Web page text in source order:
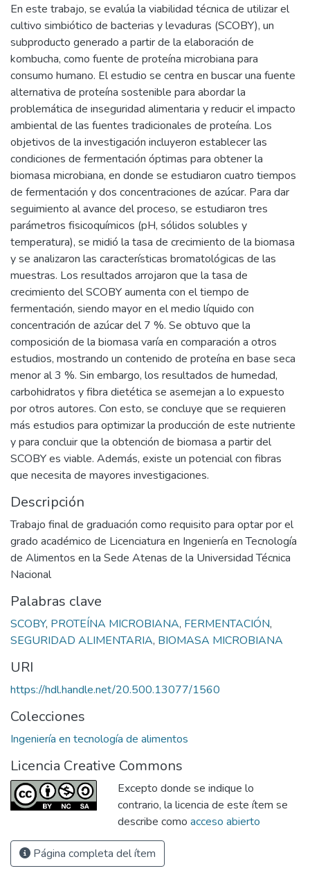
En este trabajo, se evalúa la viabilidad técnica de utilizar el
cultivo simbiótico de bacterias y levaduras (SCOBY), un
subproducto generado a partir de la elaboración de
kombucha, como fuente de proteína microbiana para
consumo humano. El estudio se centra en buscar una fuente
alternativa de proteína sostenible para abordar la
problemática de inseguridad alimentaria y reducir el impacto
ambiental de las fuentes tradicionales de proteína. Los
objetivos de la investigación incluyeron establecer las
condiciones de fermentación óptimas para obtener la
biomasa microbiana, en donde se estudiaron cuatro tiempos
de fermentación y dos concentraciones de azúcar. Para dar
seguimiento al avance del proceso, se estudiaron tres
parámetros fisicoquímicos (pH, sólidos solubles y
temperatura), se midió la tasa de crecimiento de la biomasa
y se analizaron las características bromatológicas de las
muestras. Los resultados arrojaron que la tasa de
crecimiento del SCOBY aumenta con el tiempo de
fermentación, siendo mayor en el medio líquido con
concentración de azúcar del 7 %. Se obtuvo que la
composición de la biomasa varía en comparación a otros
estudios, mostrando un contenido de proteína en base seca
menor al 3 %. Sin embargo, los resultados de humedad,
carbohidratos y fibra dietética se asemejan a lo expuesto
por otros autores. Con esto, se concluye que se requieren
más estudios para optimizar la producción de este nutriente
y para concluir que la obtención de biomasa a partir del
SCOBY es viable. Además, existe un potencial con fibras
que necesita de mayores investigaciones.
Descripción
Trabajo final de graduación como requisito para optar por el
grado académico de Licenciatura en Ingeniería en Tecnología
de Alimentos en la Sede Atenas de la Universidad Técnica
Nacional
Palabras clave
SCOBY, PROTEÍNA MICROBIANA, FERMENTACIÓN,
SEGURIDAD ALIMENTARIA, BIOMASA MICROBIANA
URI
https://hdl.handle.net/20.500.13077/1560
Colecciones
Ingeniería en tecnología de alimentos
Licencia Creative Commons
Excepto donde se indique lo
contrario, la licencia de este ítem se
describe como acceso abierto
Página completa del ítem